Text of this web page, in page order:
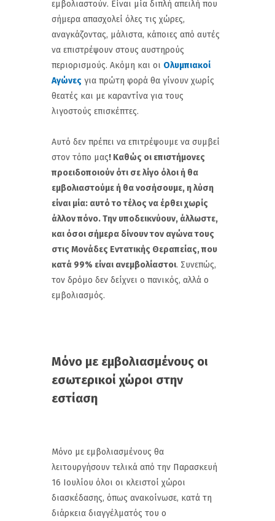
εμβολιαστούν. Είναι μία διπλή απειλή που
σήμερα απασχολεί όλες τις χώρες,
αναγκάζοντας, μάλιστα, κάποιες από αυτές
να επιστρέψουν στους αυστηρούς
περιορισμούς. Ακόμη και οι Ολυμπιακοί
Αγώνες για πρώτη φορά θα γίνουν χωρίς
θεατές και με καραντίνα για τους
λιγοστούς επισκέπτες.
Αυτό δεν πρέπει να επιτρέψουμε να συμβεί
στον τόπο μας! Καθώς οι επιστήμονες
προειδοποιούν ότι σε λίγο όλοι ή θα
εμβολιαστούμε ή θα νοσήσουμε, η λύση
είναι μία: αυτό το τέλος να έρθει χωρίς
άλλον πόνο. Την υποδεικνύουν, άλλωστε,
και όσοι σήμερα δίνουν τον αγώνα τους
στις Μονάδες Εντατικής Θεραπείας, που
κατά 99% είναι ανεμβολίαστοι. Συνεπώς,
τον δρόμο δεν δείχνει ο πανικός, αλλά ο
εμβολιασμός.
Μόνο με εμβολιασμένους οι
εσωτερικοί χώροι στην
εστίαση
Μόνο με εμβολιασμένους θα
λειτουργήσουν τελικά από την Παρασκευή
16 Ιουλίου όλοι οι κλειστοί χώροι
διασκέδασης, όπως ανακοίνωσε, κατά τη
διάρκεια διαγγέλματός του ο